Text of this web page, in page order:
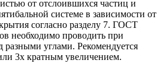
от отслоившихся частиц и
системе в зависимости от
согласно разделу 7. ГОСТ
необходимо проводить при
углами. Рекомендуется
3х кратным увеличением.